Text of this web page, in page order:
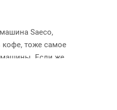
Saeco,
кофе, тоже самое
Если же